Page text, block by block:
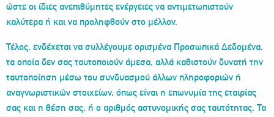
ώστε οι ίδιες ανεπιθύμητες ενέργειες να αντιμετωπιστούν
καλύτερα ή και να προληφθούν στο μέλλον.
Τέλος, ενδέχεται να συλλέγουμε ορισμένα Προσωπικά Δεδομένα,
τα οποία δεν σας ταυτοποιούν άμεσα, αλλά καθιστούν δυνατή την
ταυτοποίηση μέσω του συνδυασμού άλλων πληροφοριών ή
αναγνωριστικών στοιχείων, όπως είναι η επωνυμία της εταιρίας
σας και η θέση σας, ή ο αριθμός αστυνομικής σας ταυτότητας. Τα